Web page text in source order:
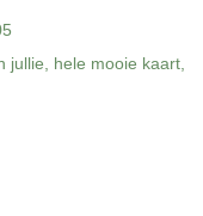
jullie, hele mooie kaart,